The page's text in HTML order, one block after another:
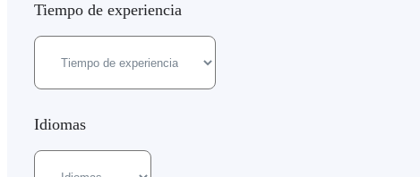
Tiempo de experiencia
Idiomas